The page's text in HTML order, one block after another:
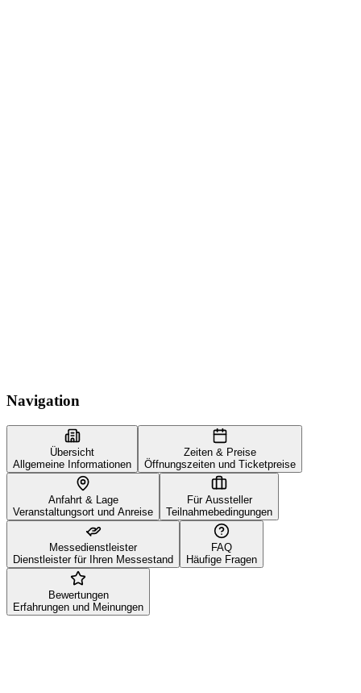
Navigation
Übersicht
Allgemeine Informationen
Zeiten & Preise
Öffnungszeiten und Ticketpreise
Anfahrt & Lage
Veranstaltungsort und Anreise
Für Aussteller
Teilnahmebedingungen
Messedienstleister
Dienstleister für Ihren Messestand
FAQ
Häufige Fragen
Bewertungen
Erfahrungen und Meinungen